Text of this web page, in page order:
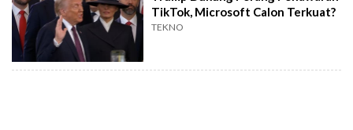
TikTok, Microsoft Calon Terkuat?
TEKNO